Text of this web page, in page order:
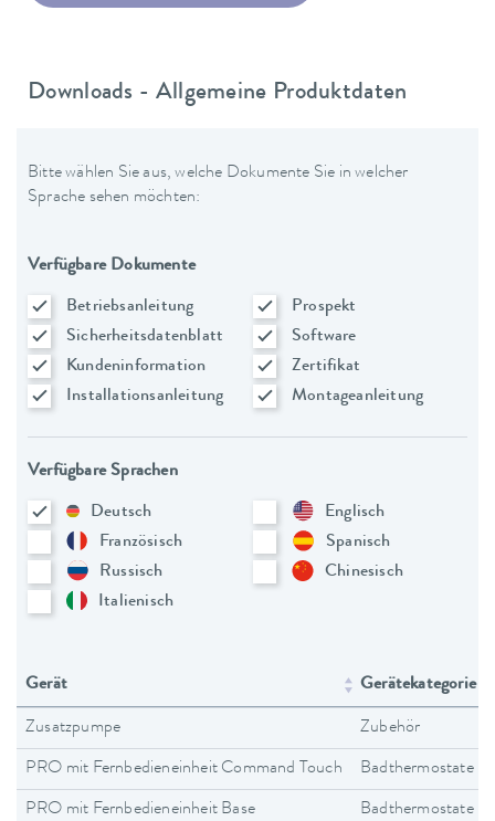
Downloads - Allgemeine Produktdaten
Bitte wählen Sie aus, welche Dokumente Sie in welcher
Sprache sehen möchten:
Verfügbare Dokumente
Betriebsanleitung
Prospekt
Sicherheitsdatenblatt
Software
Kundeninformation
Zertifikat
Installationsanleitung
Montageanleitung
Verfügbare Sprachen
Deutsch
Englisch
Französisch
Spanisch
Russisch
Chinesisch
Italienisch
Gerät Gerätekategorie
Zusatzpumpe Zubehör
PRO mit Fernbedieneinheit Command Touch Badthermostate
PRO mit Fernbedieneinheit Base Badthermostate